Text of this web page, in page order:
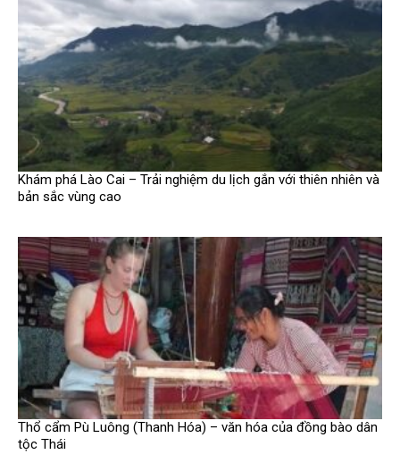
Khám phá Lào Cai – Trải nghiệm du lịch gắn với thiên nhiên và
bản sắc vùng cao
Thổ cẩm Pù Luông (Thanh Hóa) – văn hóa của đồng bào dân
tộc Thái